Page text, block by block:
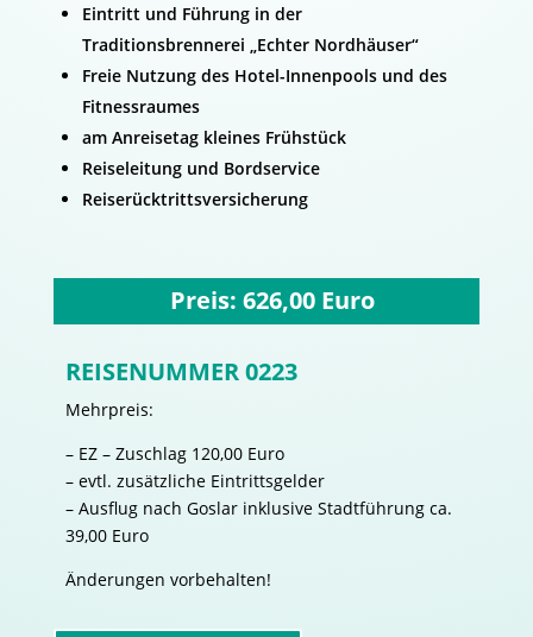
Eintritt und Führung in der
Traditionsbrennerei „Echter Nordhäuser“
Freie Nutzung des Hotel-Innenpools und des
Fitnessraumes
am Anreisetag kleines Frühstück
Reiseleitung und Bordservice
Reiserücktrittsversicherung
Preis: 626,00 Euro
REISENUMMER 0223
Mehrpreis:
– EZ – Zuschlag 120,00 Euro
– evtl. zusätzliche Eintrittsgelder
– Ausflug nach Goslar inklusive Stadtführung ca.
39,00 Euro
Änderungen vorbehalten!